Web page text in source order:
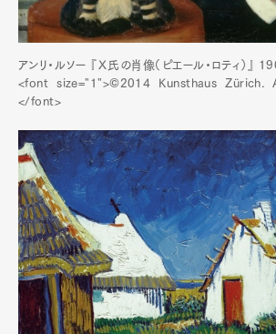
アンリ・ルソー 『Ｘ氏の肖像（ピエール・ロティ）』
<font size="1">©2014 Kunsthaus Zürich.
</font>